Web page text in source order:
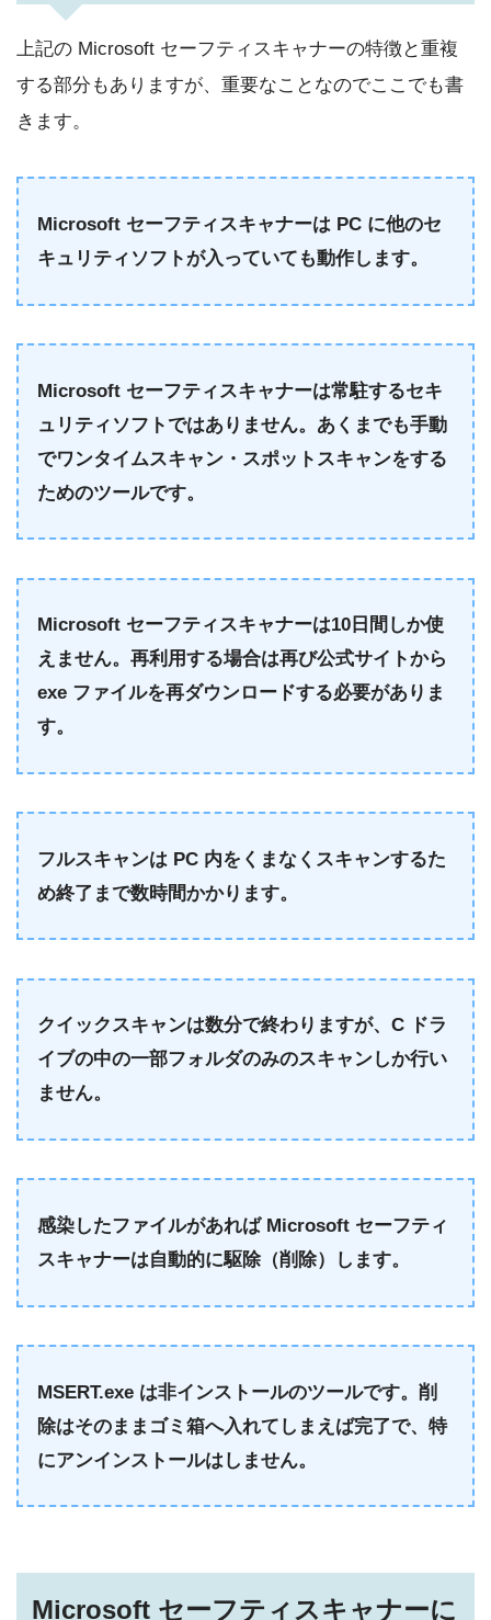
上記の Microsoft セーフティスキャナーの特徴と重複
する部分もありますが、重要なことなのでここでも書
きます。
Microsoft セーフティスキャナーは PC に他のセ
キュリティソフトが入っていても動作します。
Microsoft セーフティスキャナーは常駐するセキ
ュリティソフトではありません。あくまでも手動
でワンタイムスキャン・スポットスキャンをする
ためのツールです。
Microsoft セーフティスキャナーは10日間しか使
えません。再利用する場合は再び公式サイトから
exe ファイルを再ダウンロードする必要がありま
す。
フルスキャンは PC 内をくまなくスキャンするた
め終了まで数時間かかります。
クイックスキャンは数分で終わりますが、C ドラ
イブの中の一部フォルダのみのスキャンしか行い
ません。
感染したファイルがあれば Microsoft セーフティ
スキャナーは自動的に駆除（削除）します。
MSERT.exe は非インストールのツールです。削
除はそのままゴミ箱へ入れてしまえば完了で、特
にアンインストールはしません。
Microsoft セーフティスキャナーに